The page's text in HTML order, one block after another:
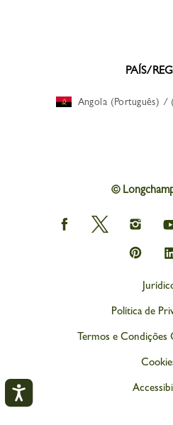
PAÍS/
Angola (Português) /
©
Longchamp
on
Longchamp
on
on
Instagram
on
Política de
Termos e Condições